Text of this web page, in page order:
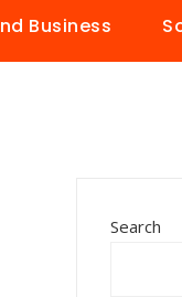
Business
Search